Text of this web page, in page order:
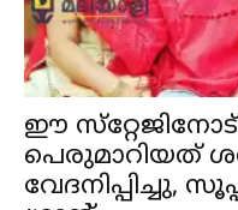
ഈ
പെരുമാറിയത്
വേദനിപ്പിച്ചു,